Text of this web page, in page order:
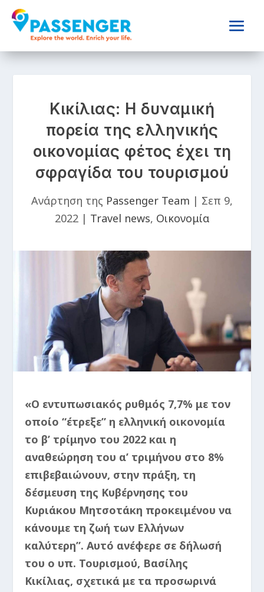
Κικίλιας: Η δυναμική
πορεία της ελληνικής
οικονομίας φέτος έχει τη
σφραγίδα του τουρισμού
Ανάρτηση της Passenger Team | Σεπ 9,
2022| Travel news, Οικονομία
«Ο εντυπωσιακός ρυθμός 7,7% με τον
οποίο “έτρεξε” η ελληνική οικονομία
το β’ τρίμηνο του 2022 και η
αναθεώρηση του α’ τριμήνου στο 8%
επιβεβαιώνουν, στην πράξη, τη
δέσμευση της Κυβέρνησης του
Κυριάκου Μητσοτάκη προκειμένου να
κάνουμε τη ζωή των Ελλήνων
καλύτερη”. Αυτό ανέφερε σε δήλωσή
του ο υπ. Τουρισμού, Βασίλης
Κικίλιας, σχετικά με τα προσωρινά